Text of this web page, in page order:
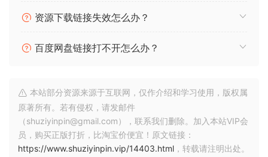
https://www.thenatan.store/p/x-plugins-
3. 在显示“请在下面的框中输入您的许可证密
钥”的地方
，从“X-Plugins-KEYS.txt”复制/粘贴一个密
钥，
资源下载链接失效怎么办？
百度网盘链接打不开怎么办？
本站部分资源来源于互联网，仅作介绍和学习使用，版权属
原著所有。若有侵权，请发邮件
（shuziyinpin@gmail.com），联系我们删除。加入本站VIP会
员，购买正版打折，比淘宝价便宜！原文链接：
https://www.shuziyinpin.vip/14403.html ，转载请注明出处。